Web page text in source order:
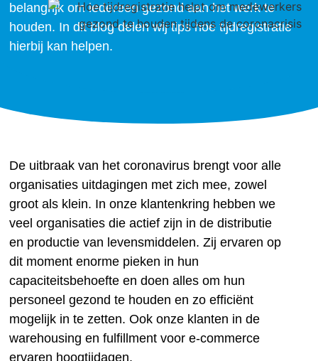
belangrijk om iedereen gezond aan het werk te
houden. In dit blog delen wij tips hoe tijdregistratie
hierbij kan helpen.
De uitbraak van het coronavirus brengt voor alle
organisaties uitdagingen met zich mee, zowel
groot als klein. In onze klantenkring hebben we
veel organisaties die actief zijn in de distributie
en productie van levensmiddelen. Zij ervaren op
dit moment enorme pieken in hun
capaciteitsbehoefte en doen alles om hun
personeel gezond te houden en zo efficiënt
mogelijk in te zetten. Ook onze klanten in de
warehousing en fulfillment voor e-commerce
ervaren hoogtijdagen.